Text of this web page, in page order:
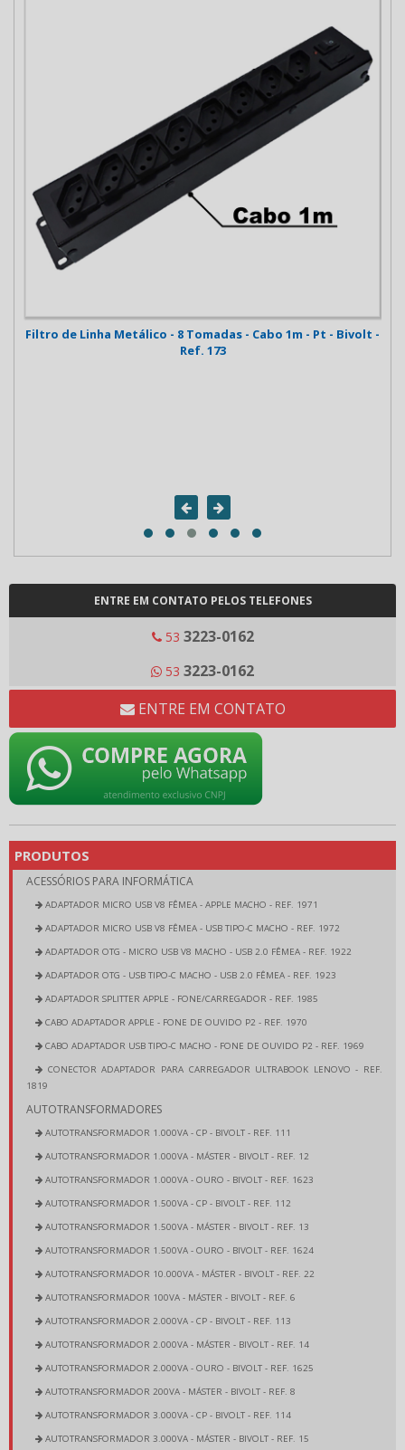
Filtro de Linha Metálico - 8 Tomadas - Cabo 1m - Pt - Bivolt -
Ref. 173
ENTRE EM CONTATO PELOS TELEFONES
53 3223-0162
53 3223-0162
ENTRE EM CONTATO
PRODUTOS
ACESSÓRIOS PARA INFORMÁTICA
ADAPTADOR MICRO USB V8 FÊMEA - APPLE MACHO - REF. 1971
ADAPTADOR MICRO USB V8 FÊMEA - USB TIPO-C MACHO - REF. 1972
ADAPTADOR OTG - MICRO USB V8 MACHO - USB 2.0 FÊMEA - REF. 1922
ADAPTADOR OTG - USB TIPO-C MACHO - USB 2.0 FÊMEA - REF. 1923
ADAPTADOR SPLITTER APPLE - FONE/CARREGADOR - REF. 1985
CABO ADAPTADOR APPLE - FONE DE OUVIDO P2 - REF. 1970
CABO ADAPTADOR USB TIPO-C MACHO - FONE DE OUVIDO P2 - REF. 1969
CONECTOR ADAPTADOR PARA CARREGADOR ULTRABOOK LENOVO - REF.
1819
AUTOTRANSFORMADORES
AUTOTRANSFORMADOR 1.000VA - CP - BIVOLT - REF. 111
AUTOTRANSFORMADOR 1.000VA - MÁSTER - BIVOLT - REF. 12
AUTOTRANSFORMADOR 1.000VA - OURO - BIVOLT - REF. 1623
AUTOTRANSFORMADOR 1.500VA - CP - BIVOLT - REF. 112
AUTOTRANSFORMADOR 1.500VA - MÁSTER - BIVOLT - REF. 13
AUTOTRANSFORMADOR 1.500VA - OURO - BIVOLT - REF. 1624
AUTOTRANSFORMADOR 10.000VA - MÁSTER - BIVOLT - REF. 22
AUTOTRANSFORMADOR 100VA - MÁSTER - BIVOLT - REF. 6
AUTOTRANSFORMADOR 2.000VA - CP - BIVOLT - REF. 113
AUTOTRANSFORMADOR 2.000VA - MÁSTER - BIVOLT - REF. 14
AUTOTRANSFORMADOR 2.000VA - OURO - BIVOLT - REF. 1625
AUTOTRANSFORMADOR 200VA - MÁSTER - BIVOLT - REF. 8
AUTOTRANSFORMADOR 3.000VA - CP - BIVOLT - REF. 114
AUTOTRANSFORMADOR 3.000VA - MÁSTER - BIVOLT - REF. 15